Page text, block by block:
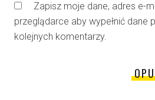
Zapisz moje dane, adres e-
przeglądarce aby wypełnić dane
kolejnych komentarzy.